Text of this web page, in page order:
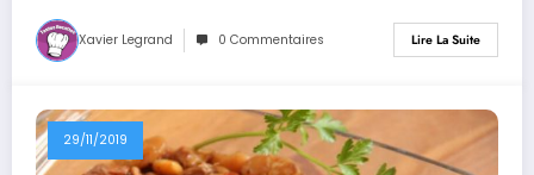
Xavier Legrand 0 Commentaires Lire La Suite
29/11/2019